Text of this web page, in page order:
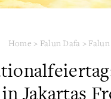
Home > Falun Dafa >
Jakartas